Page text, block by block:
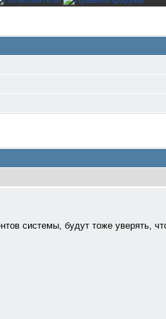
системы, будут тоже уверять,